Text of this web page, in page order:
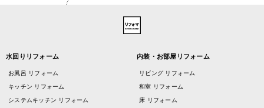
水回りリフォーム
お風呂 リフォーム
キッチン リフォーム
システムキッチン リフォーム
内装・お部屋リフォーム
リビング リフォーム
和室 リフォーム
床 リフォーム